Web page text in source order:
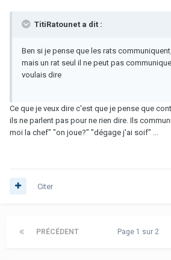
TitiRatounet a dit :
Ben si je pense que les rats
mais un rat seul il ne peut pas
voulais dire
Ce que je veux dire c'est que je pense que
ils ne parlent pas pour ne rien dire. Ils
moi la chef" "on joue?" "dégage j'ai soif" ...
Citer
PRÉCÉDENT Page 1 sur 2